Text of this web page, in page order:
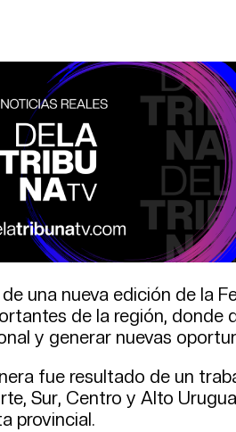
una nueva edición de la
de la región,
y generar nuevas
fue resultado de un
Sur, Centro y Alto
provincial.